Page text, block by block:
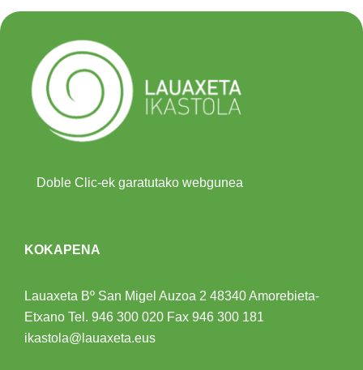
Doble Clic-ek garatutako webgunea
KOKAPENA
Lauaxeta Bº San Migel Auzoa 2 48340 Amorebieta-
Etxano Tel. 946 300 020 Fax 946 300 181
ikastola@lauaxeta.eus